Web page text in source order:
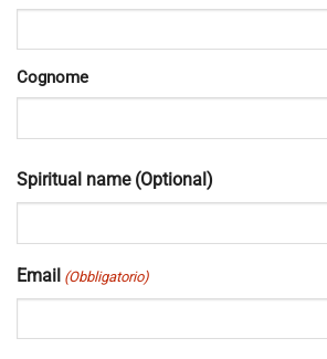
Cognome
Spiritual name (Optional)
Email (Obbligatorio)